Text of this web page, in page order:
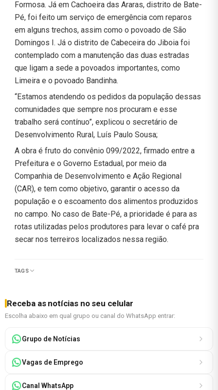
Formosa. Já em Cachoeira das Araras, distrito de Bate-
Pé, foi feito um serviço de emergência com reparos
em alguns trechos, assim como o povoado de São
Domingos I. Já o distrito de Cabeceira do Jiboia foi
contemplado com a manutenção das duas estradas
que ligam a sede a povoados importantes, como
Limeira e o povoado Bandinha.
“Estamos atendendo os pedidos da população dessas
comunidades que sempre nos procuram e esse
trabalho será contínuo”, explicou o secretário de
Desenvolvimento Rural, Luís Paulo Sousa;
A obra é fruto do convênio 099/2022, firmado entre a
Prefeitura e o Governo Estadual, por meio da
Companhia de Desenvolvimento e Ação Regional
(CAR), e tem como objetivo, garantir o acesso da
população e o escoamento dos alimentos produzidos
no campo. No caso de Bate-Pé, a prioridade é para as
rotas utilizadas pelos produtores para levar o café pra
secar nos terreiros localizados nessa região.
TAGS
Receba as notícias no seu celular
Escolha abaixo em qual grupo ou canal do WhatsApp entrar:
Grupo de Notícias
Vagas de Emprego
Canal WhatsApp